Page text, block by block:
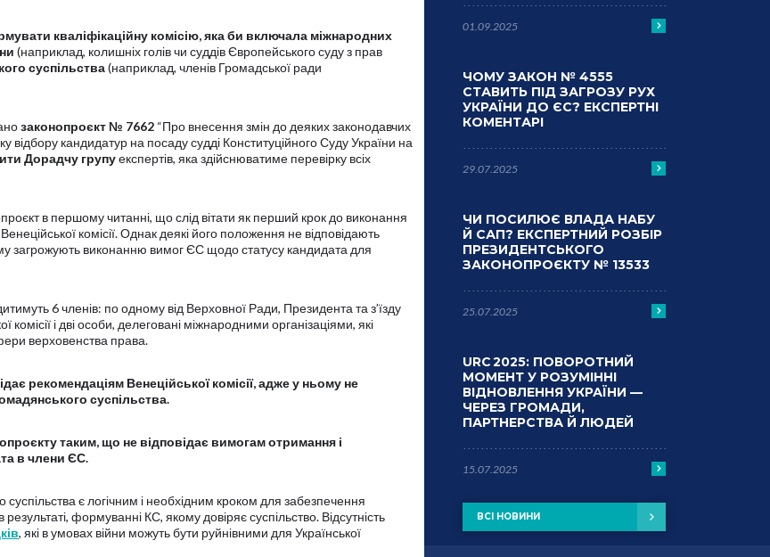
кваліфікаційну комісію, яка би включала міжнародних
(наприклад, колишніх голів чи суддів Європейського суду з прав
суспільства(наприклад, членів Громадської ради
законопроєкт № 7662 “Про внесення змін до деяких законодавчих
відбору кандидатур на посаду судді Конституційного Суду України на
Дорадчу групуекспертів, яка здійснюватиме перевірку всіх
в першому читанні, що слід вітати як перший крок до виконання
комісії. Однак деякі його положення не відповідають
загрожують виконанню вимог ЄС щодо статусу кандидата для
6 членів: по одному від Верховної Ради, Президента та з’їзду
комісії і дві особи, делеговані міжнародними організаціями, які
верховенства права.
рекомендаціям Венеційської комісії, адже у ньому не
суспільства.
таким, що не відповідає вимогам отримання і
в члени ЄС.
є логічним і необхідним кроком для забезпечення
формуванні КС, якому довіряє суспільство. Відсутність
, які в умовах війни можуть бути руйнівними для Української
01.09.2025
ЧОМУ ЗАКОН № 4555
СТАВИТЬ ПІД ЗАГРОЗУ РУХ
УКРАЇНИ ДО ЄС? ЕКСПЕРТНІ
КОМЕНТАРІ
29.07.2025
ЧИ ПОСИЛЮЄ ВЛАДА НАБУ
Й САП? ЕКСПЕРТНИЙ РОЗБІР
ПРЕЗИДЕНТСЬКОГО
ЗАКОНОПРОЄКТУ № 13533
25.07.2025
URC 2025: ПОВОРОТНИЙ
МОМЕНТ У РОЗУМІННІ
ВІДНОВЛЕННЯ УКРАЇНИ —
ЧЕРЕЗ ГРОМАДИ,
ПАРТНЕРСТВА Й ЛЮДЕЙ
15.07.2025
ВСІ НОВИНИ